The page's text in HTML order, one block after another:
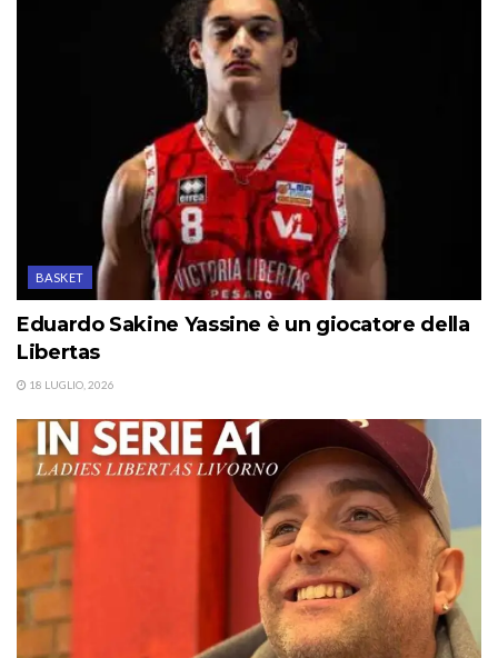
BASKET
Eduardo Sakine Yassine è un giocatore della
Libertas
18 LUGLIO, 2026